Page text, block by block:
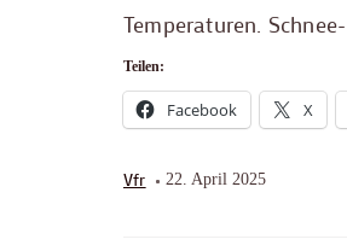
Temperaturen.
Teilen:
Facebook X
Vfr 22. April 2025